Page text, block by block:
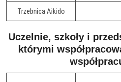
Trzebnica Aikido
Uczelnie, szkoły i
którymi